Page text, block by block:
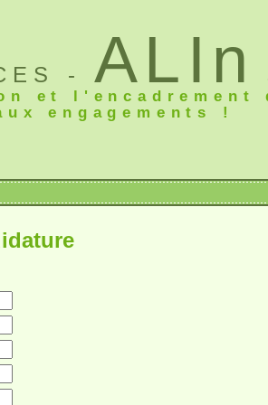
-ALIn
et l'encadrement
engagements !